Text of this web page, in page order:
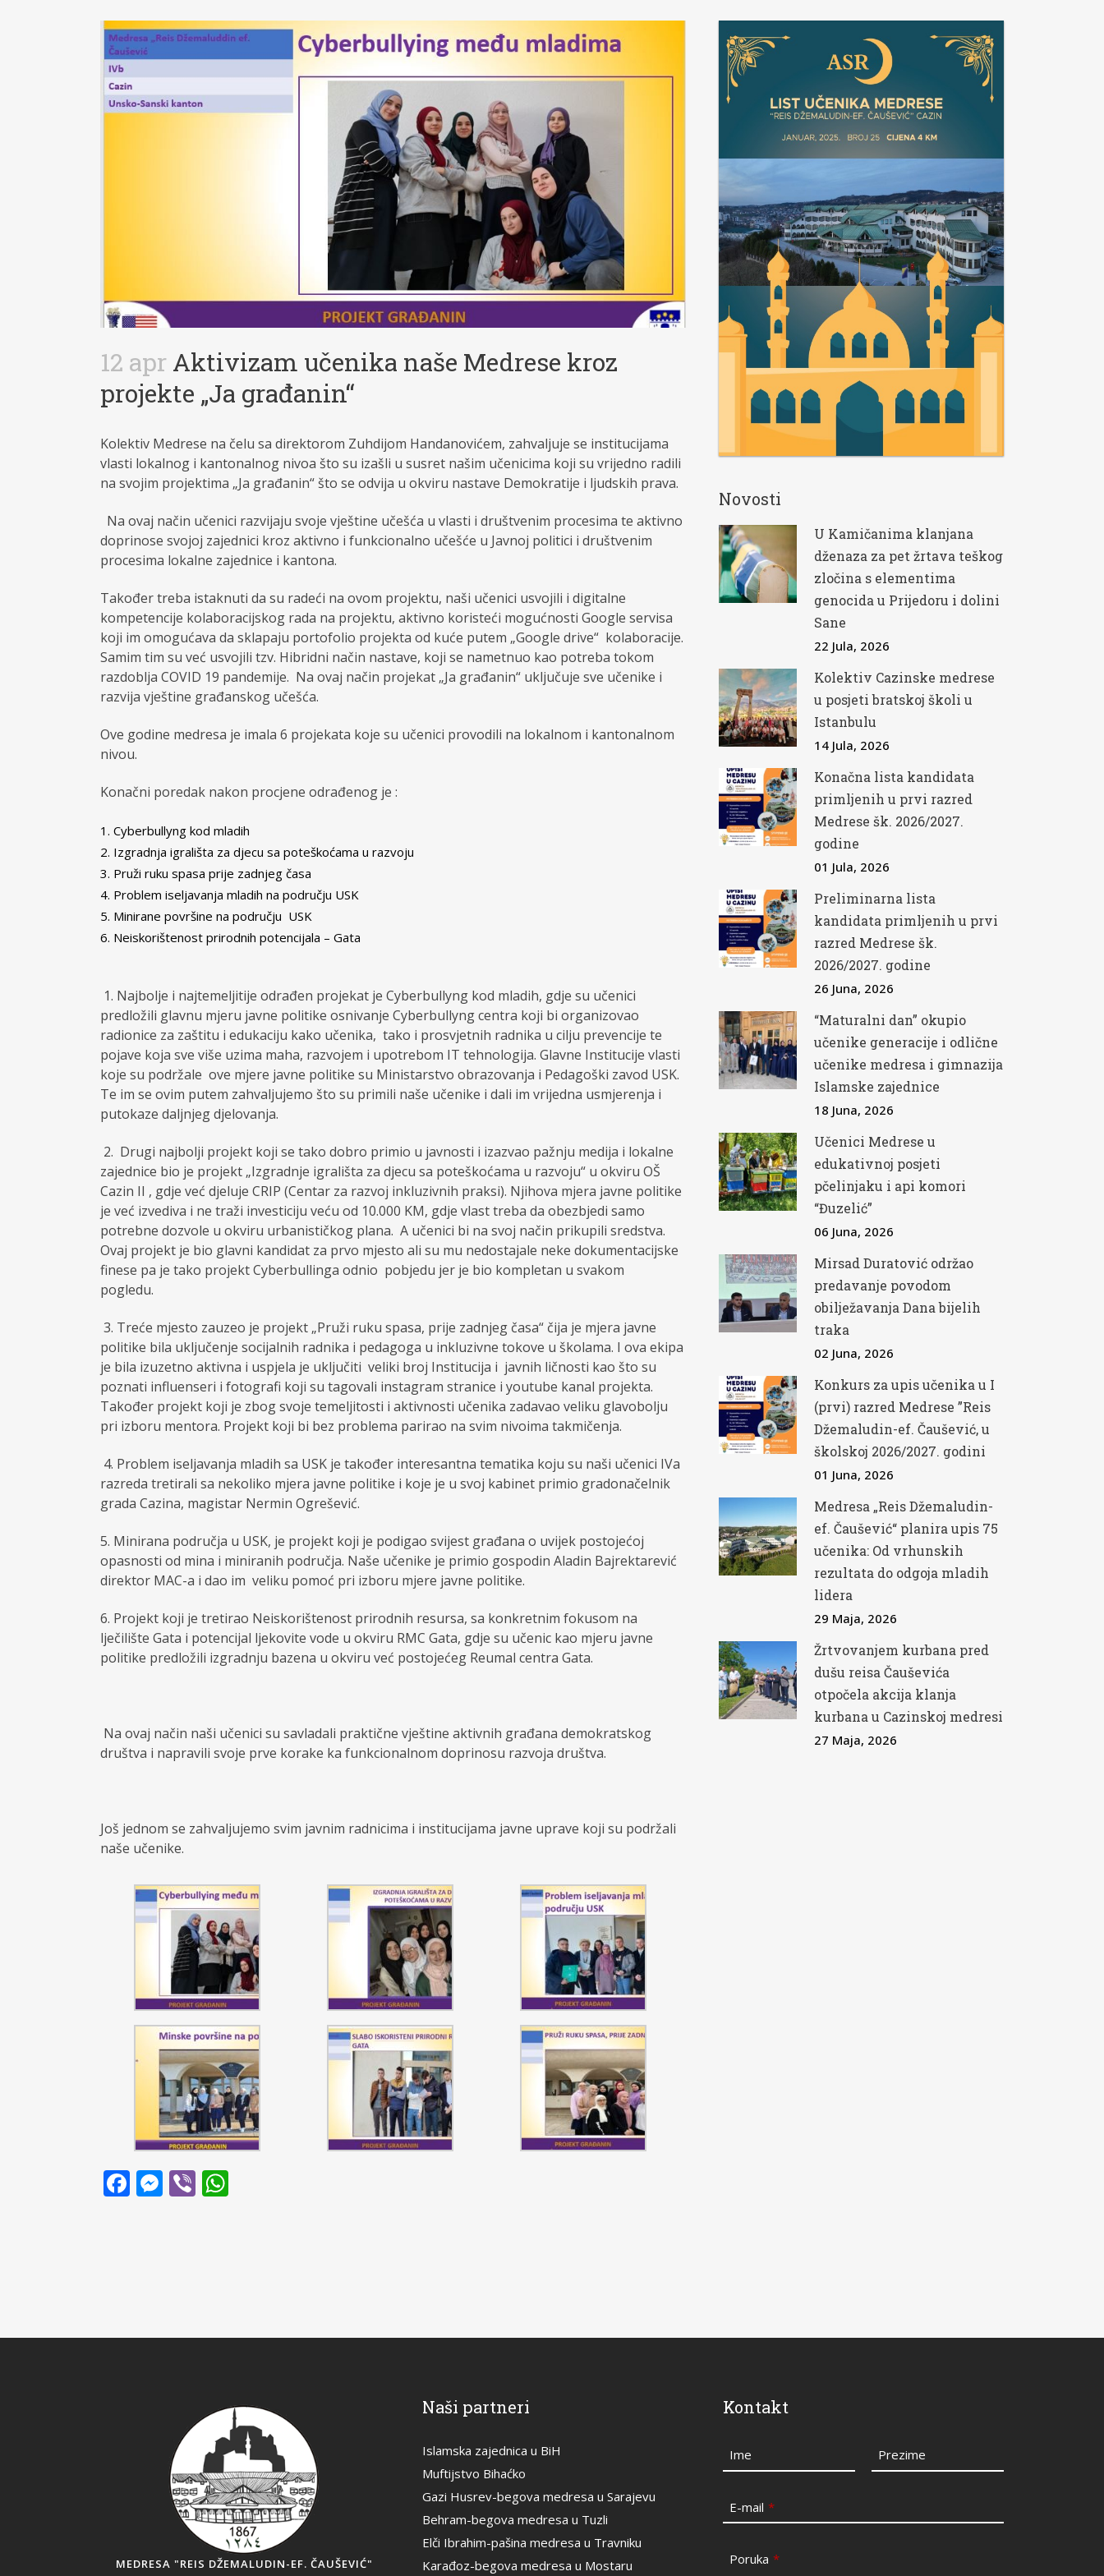
12 apr Aktivizam učenika naše Medrese kroz
projekte „Ja građanin“
Kolektiv Medrese na čelu sa direktorom Zuhdijom Handanovićem, zahvaljuje se institucijama
vlasti lokalnog i kantonalnog nivoa što su izašli u susret našim učenicima koji su vrijedno radili
na svojim projektima „Ja građanin“ što se odvija u okviru nastave Demokratije i ljudskih prava.
Na ovaj način učenici razvijaju svoje vještine učešća u vlasti i društvenim procesima te aktivno
doprinose svojoj zajednici kroz aktivno i funkcionalno učešće u Javnoj politici i društvenim
procesima lokalne zajednice i kantona.
Također treba istaknuti da su radeći na ovom projektu, naši učenici usvojili i digitalne
kompetencije kolaboracijskog rada na projektu, aktivno koristeći mogućnosti Google servisa
koji im omogućava da sklapaju portofolio projekta od kuće putem „Google drive“ kolaboracije.
Samim tim su već usvojili tzv. Hibridni način nastave, koji se nametnuo kao potreba tokom
razdoblja COVID 19 pandemije. Na ovaj način projekat „Ja građanin“ uključuje sve učenike i
razvija vještine građanskog učešća.
Ove godine medresa je imala 6 projekata koje su učenici provodili na lokalnom i kantonalnom
nivou.
Konačni poredak nakon procjene odrađenog je :
Cyberbullyng kod mladih
Izgradnja igrališta za djecu sa poteškoćama u razvoju
Pruži ruku spasa prije zadnjeg časa
Problem iseljavanja mladih na području USK
Minirane površine na području USK
Neiskorištenost prirodnih potencijala – Gata
1. Najbolje i najtemeljitije odrađen projekat je Cyberbullyng kod mladih, gdje su učenici
predložili glavnu mjeru javne politike osnivanje Cyberbullyng centra koji bi organizovao
radionice za zaštitu i edukaciju kako učenika, tako i prosvjetnih radnika u cilju prevencije te
pojave koja sve više uzima maha, razvojem i upotrebom IT tehnologija. Glavne Institucije vlasti
koje su podržale ove mjere javne politike su Ministarstvo obrazovanja i Pedagoški zavod USK.
Te im se ovim putem zahvaljujemo što su primili naše učenike i dali im vrijedna usmjerenja i
putokaze daljnjeg djelovanja.
2. Drugi najbolji projekt koji se tako dobro primio u javnosti i izazvao pažnju medija i lokalne
zajednice bio je projekt „Izgradnje igrališta za djecu sa poteškoćama u razvoju“ u okviru OŠ
Cazin II , gdje već djeluje CRIP (Centar za razvoj inkluzivnih praksi). Njihova mjera javne politike
je već izvediva i ne traži investiciju veću od 10.000 KM, gdje vlast treba da obezbjedi samo
potrebne dozvole u okviru urbanističkog plana. A učenici bi na svoj način prikupili sredstva.
Ovaj projekt je bio glavni kandidat za prvo mjesto ali su mu nedostajale neke dokumentacijske
finese pa je tako projekt Cyberbullinga odnio pobjedu jer je bio kompletan u svakom
pogledu.
3. Treće mjesto zauzeo je projekt „Pruži ruku spasa, prije zadnjeg časa“ čija je mjera javne
politike bila uključenje socijalnih radnika i pedagoga u inkluzivne tokove u školama. I ova ekipa
je bila izuzetno aktivna i uspjela je uključiti veliki broj Institucija i javnih ličnosti kao što su
poznati influenseri i fotografi koji su tagovali instagram stranice i youtube kanal projekta.
Također projekt koji je zbog svoje temeljitosti i aktivnosti učenika zadavao veliku glavobolju
pri izboru mentora. Projekt koji bi bez problema parirao na svim nivoima takmičenja.
4. Problem iseljavanja mladih sa USK je također interesantna tematika koju su naši učenici IVa
razreda tretirali sa nekoliko mjera javne politike i koje je u svoj kabinet primio gradonačelnik
grada Cazina, magistar Nermin Ogrešević.
5. Minirana područja u USK, je projekt koji je podigao svijest građana o uvijek postojećoj
opasnosti od mina i miniranih područja. Naše učenike je primio gospodin Aladin Bajrektarević
direktor MAC-a i dao im veliku pomoć pri izboru mjere javne politike.
6. Projekt koji je tretirao Neiskorištenost prirodnih resursa, sa konkretnim fokusom na
lječilište Gata i potencijal ljekovite vode u okviru RMC Gata, gdje su učenic kao mjeru javne
politike predložili izgradnju bazena u okviru već postojećeg Reumal centra Gata.
Na ovaj način naši učenici su savladali praktične vještine aktivnih građana demokratskog
društva i napravili svoje prve korake ka funkcionalnom doprinosu razvoja društva.
Još jednom se zahvaljujemo svim javnim radnicima i institucijama javne uprave koji su podržali
naše učenike.
Facebook
Messenger
Viber
Novosti
U Kamičanima klanjana
dženaza za pet žrtava teškog
zločina s elementima
genocida u Prijedoru i dolini
Sane
22 Jula, 2026
Kolektiv Cazinske medrese
u posjeti bratskoj školi u
Istanbulu
14 Jula, 2026
Konačna lista kandidata
primljenih u prvi razred
Medrese šk. 2026/2027.
godine
01 Jula, 2026
Preliminarna lista
kandidata primljenih u prvi
razred Medrese šk.
2026/2027. godine
26 Juna, 2026
“Maturalni dan” okupio
učenike generacije i odlične
učenike medresa i gimnazija
Islamske zajednice
18 Juna, 2026
Učenici Medrese u
edukativnoj posjeti
pčelinjaku i api komori
“Đuzelić”
06 Juna, 2026
Mirsad Duratović održao
predavanje povodom
obilježavanja Dana bijelih
traka
02 Juna, 2026
Konkurs za upis učenika u I
(prvi) razred Medrese ”Reis
Džemaludin-ef. Čaušević, u
školskoj 2026/2027. godini
01 Juna, 2026
Medresa „Reis Džemaludin-
ef. Čaušević“ planira upis 75
učenika: Od vrhunskih
rezultata do odgoja mladih
lidera
29 Maja, 2026
Žrtvovanjem kurbana pred
dušu reisa Čauševića
otpočela akcija klanja
kurbana u Cazinskoj medresi
27 Maja, 2026
MEDRESA "REIS DŽEMALUDIN-EF. ČAUŠEVIĆ"
Naši partneri
Islamska zajednica u BiH
Muftijstvo Bihaćko
Gazi Husrev-begova medresa u Sarajevu
Behram-begova medresa u Tuzli
Elči Ibrahim-pašina medresa u Travniku
Karađoz-begova medresa u Mostaru
Kontakt
Ime Prezime
E-mail *
Poruka *